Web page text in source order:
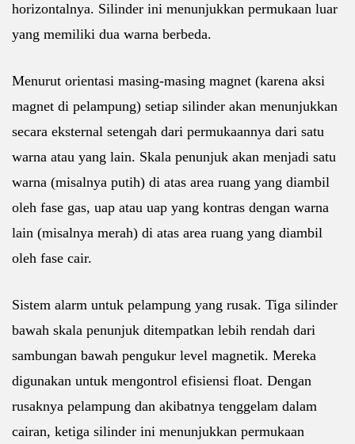
horizontalnya. Silinder ini menunjukkan permukaan luar
yang memiliki dua warna berbeda.
Menurut orientasi masing-masing magnet (karena aksi
magnet di pelampung) setiap silinder akan menunjukkan
secara eksternal setengah dari permukaannya dari satu
warna atau yang lain. Skala penunjuk akan menjadi satu
warna (misalnya putih) di atas area ruang yang diambil
oleh fase gas, uap atau uap yang kontras dengan warna
lain (misalnya merah) di atas area ruang yang diambil
oleh fase cair.
Sistem alarm untuk pelampung yang rusak. Tiga silinder
bawah skala penunjuk ditempatkan lebih rendah dari
sambungan bawah pengukur level magnetik. Mereka
digunakan untuk mengontrol efisiensi float. Dengan
rusaknya pelampung dan akibatnya tenggelam dalam
cairan, ketiga silinder ini menunjukkan permukaan